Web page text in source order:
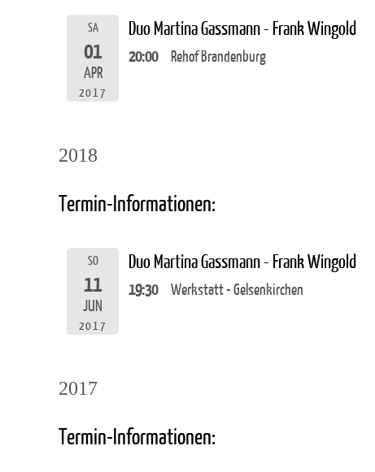
SA
01
APR
2017
Duo Martina Gassmann - Frank Wingold
20:00 Rehof Brandenburg
2018
Termin-Informationen:
SO
11
JUN
2017
Duo Martina Gassmann - Frank Wingold
19:30 Werkstatt - Gelsenkirchen
2017
Termin-Informationen: